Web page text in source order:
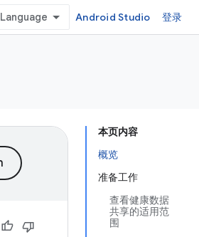
Android Studio 登录
本页内容
概览
准备工作
查看健康数据
共享的适用范
围